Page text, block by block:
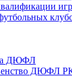
ДЮФЛ
ДЮФЛ РК